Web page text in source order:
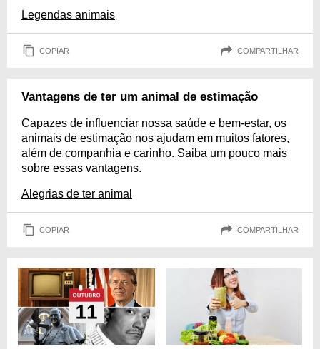
Legendas animais
COPIAR COMPARTILHAR
Vantagens de ter um animal de estimação
Capazes de influenciar nossa saúde e bem-estar, os
animais de estimação nos ajudam em muitos fatores,
além de companhia e carinho. Saiba um pouco mais
sobre essas vantagens.
Alegrias de ter animal
COPIAR COMPARTILHAR